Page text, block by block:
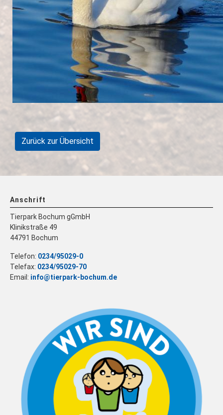
Zurück zur Übersicht
Anschrift
Tierpark Bochum gGmbH
Klinikstraße 49
44791 Bochum
Telefon: 0234/95029-0
Telefax: 0234/95029-70
Email: info@tierpark-bochum.de